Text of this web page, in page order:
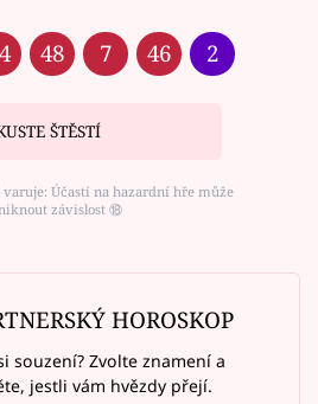
48 7 46 2
ŠTĚSTÍ
Účastí na hazardní hře může
závislost ⑱
HOROSKOP
souzení? Zvolte znamení a
jestli vám hvězdy přejí.